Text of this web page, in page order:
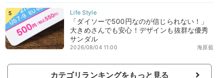
「ダイソーで500円なのが信じられない！」
大きめさんでも安心！デザインも抜群な優秀
サンダル
海原藍
2026/08/04 11:00
カテゴリランキングをもっと見る